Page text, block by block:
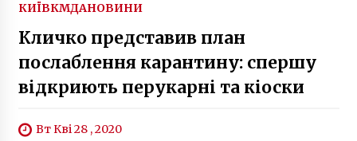
КИЇВКМДАНОВИНИ
Кличко представив план
послаблення карантину: спершу
відкриють перукарні та кіоски
Вт Кві 28 , 2020